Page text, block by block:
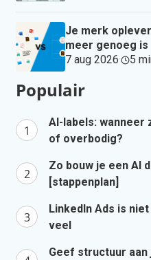
Je merk
meer genoeg is
7 aug 2026· 5
Populair
AI-labels: wanneer
of overbodig?
Zo bouw je een AI
[stappenplan]
LinkedIn Ads is
veel
Geef structuur